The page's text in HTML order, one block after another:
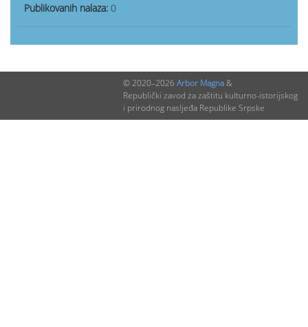
Publikovanih nalaza: 0
© 2020–2026 Arbor Magna&
Republički zavod za zaštitu kulturno-istorijskog
i prirodnog nasljeđa Republike Srpske